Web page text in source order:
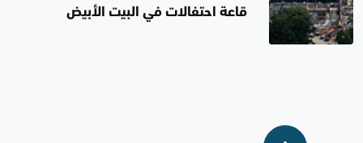
قاعة احتفالات في البيت الأبيض